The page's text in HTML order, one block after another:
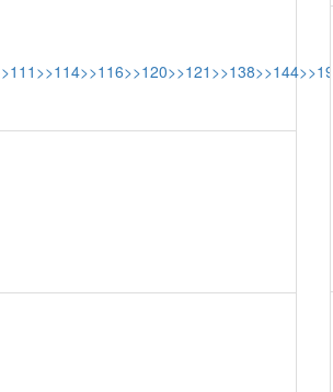
>>114>>116>>120>>121 >>138>>144>>194